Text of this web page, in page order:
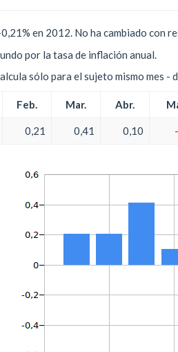
en 2012. No ha cambiado con
por la tasa de inflación anual.
sólo para el sujeto mismo mes -
Feb. Mar. Abr.
0,21 0,41 0,10